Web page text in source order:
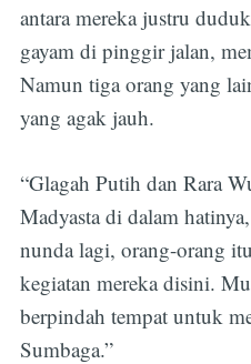
antara mereka justru
gayam di pinggir jalan,
Namun tiga orang yang
yang agak jauh.
“Glagah Putih dan Rara
Madyasta di dalam
nunda lagi, orang-orang
kegiatan mereka disini.
berpindah tempat untuk
Sumbaga.”